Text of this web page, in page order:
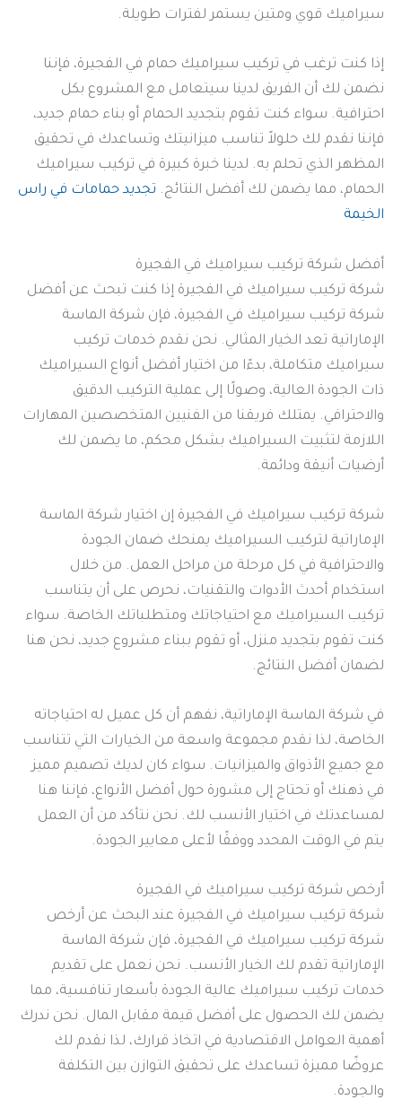
سيراميك قوي ومتين يستمر لفترات طويلة.
إذا كنت ترغب في تركيب سيراميك حمام في الفجيرة، فإننا
نضمن لك أن الفريق لدينا سيتعامل مع المشروع بكل
احترافية. سواء كنت تقوم بتجديد الحمام أو بناء حمام جديد،
فإننا نقدم لك حلولاً تناسب ميزانيتك وتساعدك في تحقيق
المظهر الذي تحلم به. لدينا خبرة كبيرة في تركيب سيراميك
الحمام، مما يضمن لك أفضل النتائج. تجديد حمامات في راس
الخيمة
أفضل شركة تركيب سيراميك في الفجيرة
شركة تركيب سيراميك في الفجيرة إذا كنت تبحث عن أفضل
شركة تركيب سيراميك في الفجيرة، فإن شركة الماسة
الإماراتية تعد الخيار المثالي. نحن نقدم خدمات تركيب
سيراميك متكاملة، بدءًا من اختيار أفضل أنواع السيراميك
ذات الجودة العالية، وصولًا إلى عملية التركيب الدقيق
والاحترافي. يمتلك فريقنا من الفنيين المتخصصين المهارات
اللازمة لتثبيت السيراميك بشكل محكم، ما يضمن لك
أرضيات أنيقة ودائمة.
شركة تركيب سيراميك في الفجيرة إن اختيار شركة الماسة
الإماراتية لتركيب السيراميك يمنحك ضمان الجودة
والاحترافية في كل مرحلة من مراحل العمل. من خلال
استخدام أحدث الأدوات والتقنيات، نحرص على أن يتناسب
تركيب السيراميك مع احتياجاتك ومتطلباتك الخاصة. سواء
كنت تقوم بتجديد منزل، أو تقوم ببناء مشروع جديد، نحن هنا
لضمان أفضل النتائج.
في شركة الماسة الإماراتية، نفهم أن كل عميل له احتياجاته
الخاصة، لذا نقدم مجموعة واسعة من الخيارات التي تتناسب
مع جميع الأذواق والميزانيات. سواء كان لديك تصميم مميز
في ذهنك أو تحتاج إلى مشورة حول أفضل الأنواع، فإننا هنا
لمساعدتك في اختيار الأنسب لك. نحن نتأكد من أن العمل
يتم في الوقت المحدد ووفقًا لأعلى معايير الجودة.
أرخص شركة تركيب سيراميك في الفجيرة
شركة تركيب سيراميك في الفجيرة عند البحث عن أرخص
شركة تركيب سيراميك في الفجيرة، فإن شركة الماسة
الإماراتية تقدم لك الخيار الأنسب. نحن نعمل على تقديم
خدمات تركيب سيراميك عالية الجودة بأسعار تنافسية، مما
يضمن لك الحصول على أفضل قيمة مقابل المال. نحن ندرك
أهمية العوامل الاقتصادية في اتخاذ قرارك، لذا نقدم لك
عروضًا مميزة تساعدك على تحقيق التوازن بين التكلفة
والجودة.